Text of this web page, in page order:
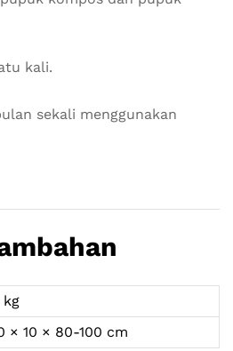
kali.
sekali menggunakan
kg
× 10 × 80-100 cm